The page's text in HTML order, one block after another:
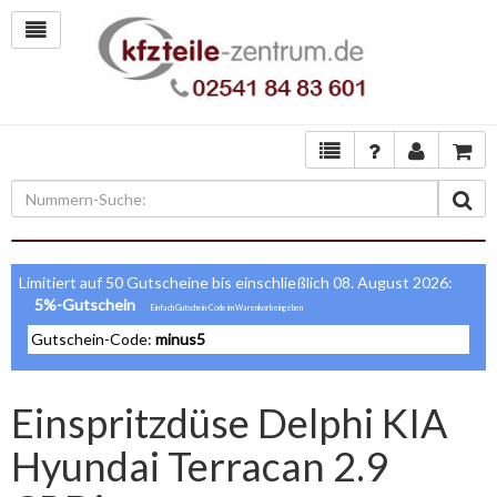
Limitiert auf 50 Gutscheine bis einschließlich 08. August 2026:
5%-Gutschein
Gutschein-Code: minus5
Einspritzdüse Delphi KIA
Hyundai Terracan 2.9